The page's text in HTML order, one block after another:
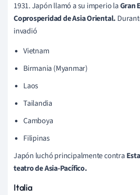
1931. Japón llamó a su imperio laGran
Coprosperidad de Asia Oriental.
invadió
Vietnam
Birmania (Myanmar)
Laos
Tailandia
Camboya
Filipinas
Japón luchó principalmente contra
teatro de Asia-Pacífico.
Italia